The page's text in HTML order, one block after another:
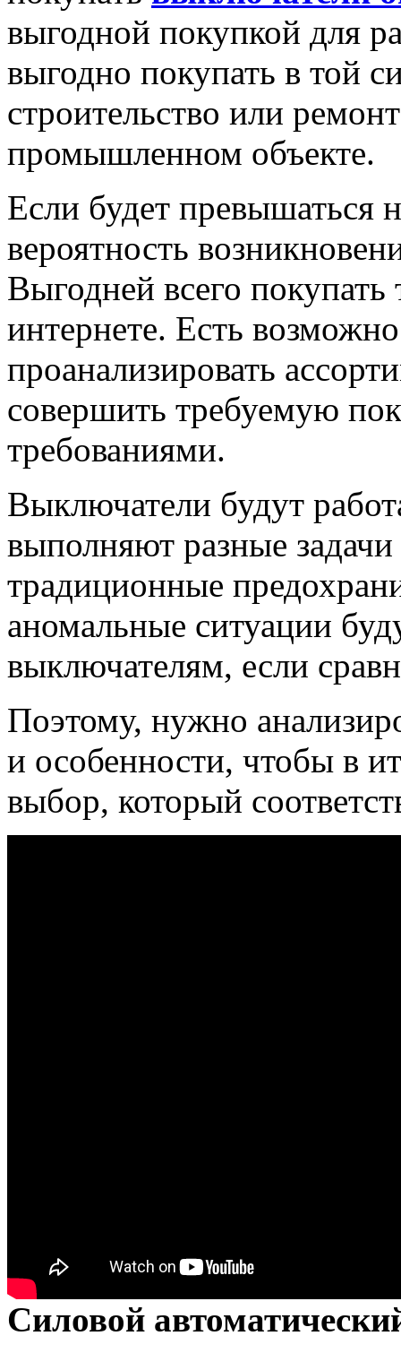
выгодной покупкой для
выгодно покупать в той
строительство или
промышленном объекте.
Если будет превышаться
вероятность
Выгодней всего
интернете. Есть
проанализировать
совершить требуемую
требованиями.
Выключатели будут
выполняют разные
традиционные
аномальные ситуации
выключателям, если
Поэтому, нужно
и особенности, чтобы в
выбор, который
Силовой